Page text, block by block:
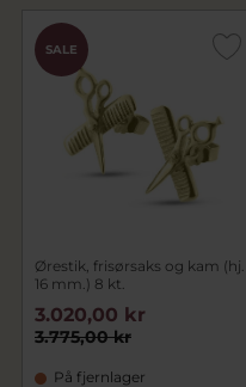
SALE
Ørestik, frisørsaks og kam (hj.
16 mm.) 8 kt.
3.775,00 kr
3.020,00 kr
På fjernlager